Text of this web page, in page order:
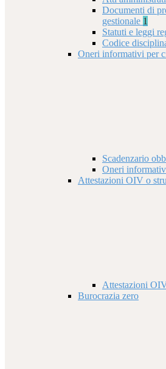
Documenti di
gestionale 1
Statuti e leggi
Codice
Oneri informativi per
Scadenzario
Oneri
Attestazioni OIV o
Attestazioni
Burocrazia zero